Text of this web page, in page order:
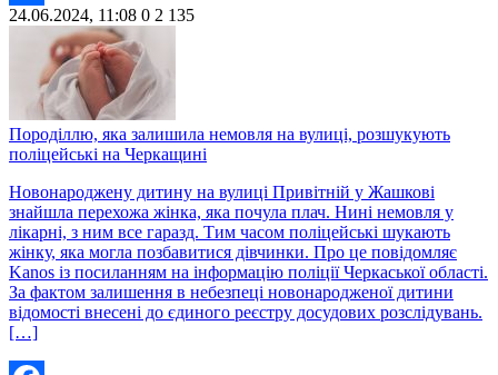
Share
24.06.2024, 11:08 0 2 135
Породіллю, яка залишила немовля на вулиці, розшукують
поліцейські на Черкащині
Новонароджену дитину на вулиці Привітній у Жашкові
знайшла перехожа жінка, яка почула плач. Нині немовля у
лікарні, з ним все гаразд. Тим часом поліцейські шукають
жінку, яка могла позбавитися дівчинки. Про це повідомляє
Kanos із посиланням на інформацію поліції Черкаської області.
За фактом залишення в небезпеці новонародженої дитини
відомості внесені до єдиного реєстру досудових розслідувань.
[…]